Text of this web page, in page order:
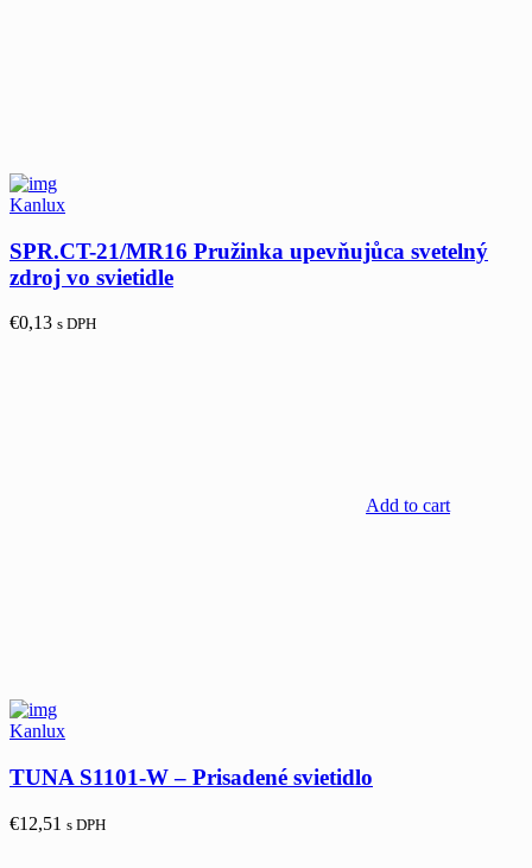
Kanlux
SPR.CT-21/MR16 Pružinka upevňujůca svetelný
zdroj vo svietidle
€0,13 s DPH
Add to cart
Kanlux
TUNA S1101-W – Prisadené svietidlo
€12,51 s DPH